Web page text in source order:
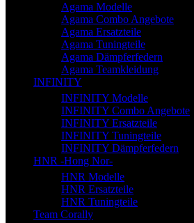
Agama Modelle
Agama Combo Angebote
Agama Ersatzteile
Agama Tuningteile
Agama Dämpferfedern
Agama Teamkleidung
INFINITY
INFINITY Modelle
INFINITY Combo Angebote
INFINITY Ersatzteile
INFINITY Tuningteile
INFINITY Dämpferfedern
HNR -Hong Nor-
HNR Modelle
HNR Ersatzteile
HNR Tuningteile
Team Corally